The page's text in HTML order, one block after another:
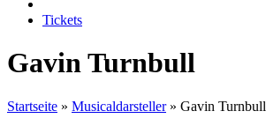
Tickets
Gavin Turnbull
Startseite » Musicaldarsteller» Gavin Turnbull